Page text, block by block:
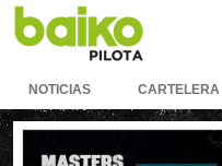
NOTICIAS CARTELERA